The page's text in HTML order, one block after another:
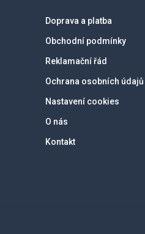
Doprava a platba
Obchodní podmínky
Reklamační řád
Ochrana osobních údajů
Nastavení cookies
O nás
Kontakt